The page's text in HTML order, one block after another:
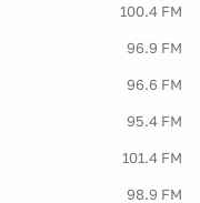
100.4 FM
96.9 FM
96.6 FM
95.4 FM
101.4 FM
98.9 FM